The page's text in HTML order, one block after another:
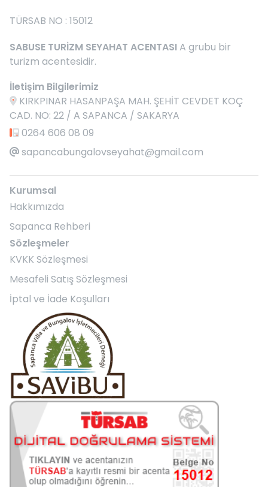
TÜRSAB NO : 15012
SABUSE TURİZM SEYAHAT ACENTASIA grubu bir
turizm acentesidir.
İletişim Bilgilerimiz
KIRKPINAR HASANPAŞA MAH. ŞEHİT CEVDET KOÇ
CAD. NO: 22 / A SAPANCA / SAKARYA
0264 606 08 09
sapancabungalovseyahat@gmail.com
Kurumsal
Hakkımızda
Sapanca Rehberi
Sözleşmeler
KVKK Sözleşmesi
Mesafeli Satış Sözleşmesi
İptal ve İade Koşulları